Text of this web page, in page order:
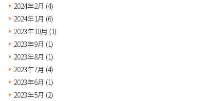
2024年2月 (4)
2024年1月 (6)
2023年10月 (1)
2023年9月 (1)
2023年8月 (1)
2023年7月 (4)
2023年6月 (1)
2023年5月 (2)